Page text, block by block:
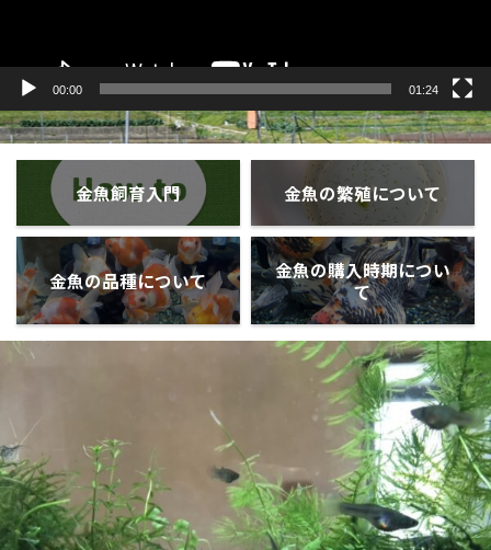
00:00 01:24
金魚飼育入門 金魚の繁殖について
金魚の品種について
金魚の購入時期につい
て